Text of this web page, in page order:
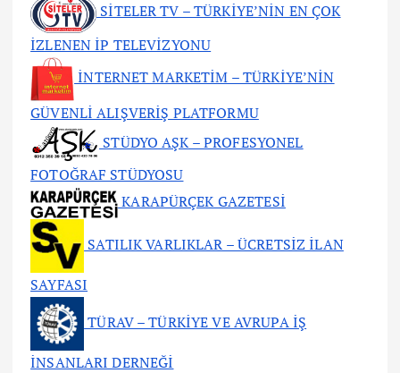
SİTELER TV – TÜRKİYE’NİN EN ÇOK
İZLENEN İP TELEVİZYONU
İNTERNET MARKETİM – TÜRKİYE’NİN
GÜVENLİ ALIŞVERİŞ PLATFORMU
STÜDYO AŞK – PROFESYONEL
FOTOĞRAF STÜDYOSU
KARAPÜRÇEK GAZETESİ
SATILIK VARLIKLAR – ÜCRETSİZ İLAN
SAYFASI
TÜRAV – TÜRKİYE VE AVRUPA İŞ
İNSANLARI DERNEĞİ